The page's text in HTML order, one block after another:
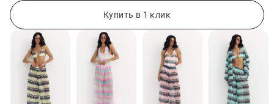
Купить в 1 клик
Желтые трикотажные брюки свободного кроя с люрексом (арт.